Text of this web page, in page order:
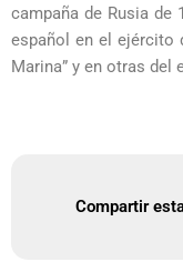
campaña de Rusia
español en el ejército
Marina” y en otras del
Compartir